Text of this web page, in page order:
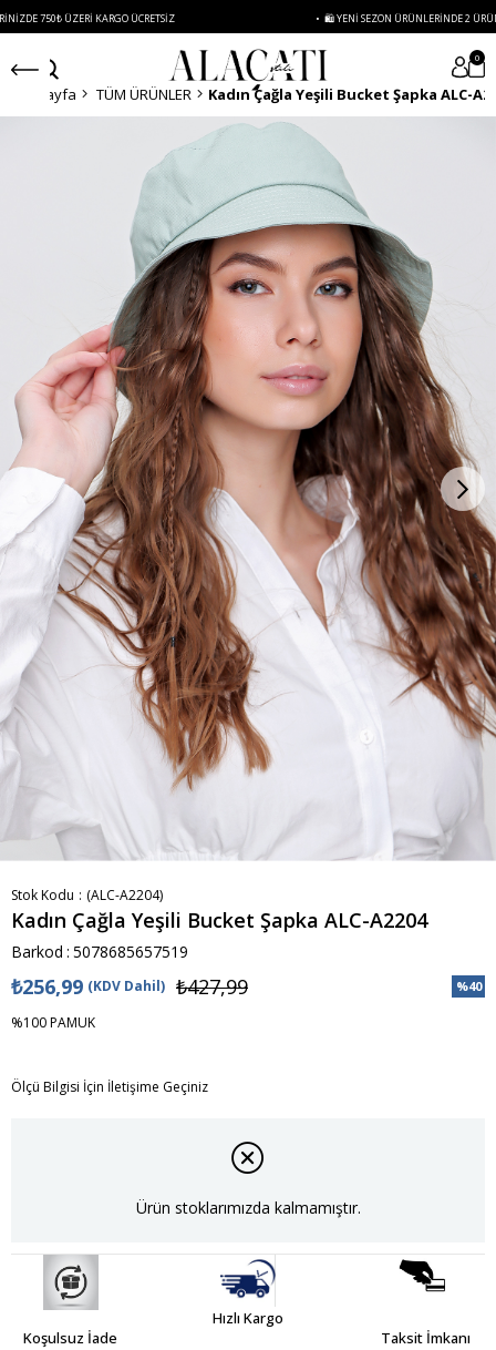
ÜZERI KARGO ÜCRETSIZ • 🛍️ YENI SEZON ÜRÜNLERINDE 2 ÜRÜN VE
0
Anasayfa TÜM ÜRÜNLER Kadın Çağla Yeşili Bucket Şapka ALC-
Stok Kodu (ALC-A2204)
Kadın Çağla Yeşili Bucket Şapka ALC-A2204
Barkod : 5078685657519
%40
₺427,99
₺256,99 (KDV Dahil)
%100 PAMUK
Ölçü Bilgisi İçin İletişime Geçiniz
Ürün stoklarımızda kalmamıştır.
Koşulsuz İade
Hızlı Kargo
Taksit İmkanı